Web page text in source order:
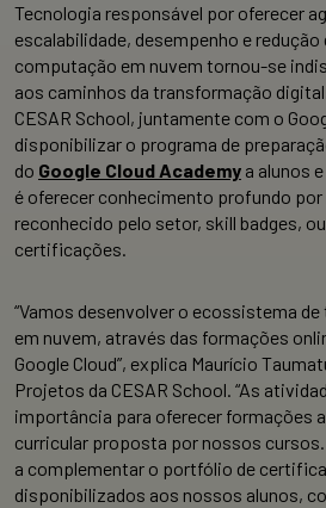
Tecnologia responsável por oferecer
escalabilidade, desempenho e
computação em nuvem tornou-se
aos caminhos da transformação
CESAR School, juntamente com o
disponibilizar o programa de
do Google Cloud Academy a alunos
é oferecer conhecimento profundo
reconhecido pelo setor, skill badges,
certificações.
“Vamos desenvolver o ecossistema
em nuvem, através das formações
Google Cloud”, explica Maurício
Projetos da CESAR School. “As
importância para oferecer formações
curricular proposta por nossos
a complementar o portfólio de
disponibilizados aos nossos alunos,